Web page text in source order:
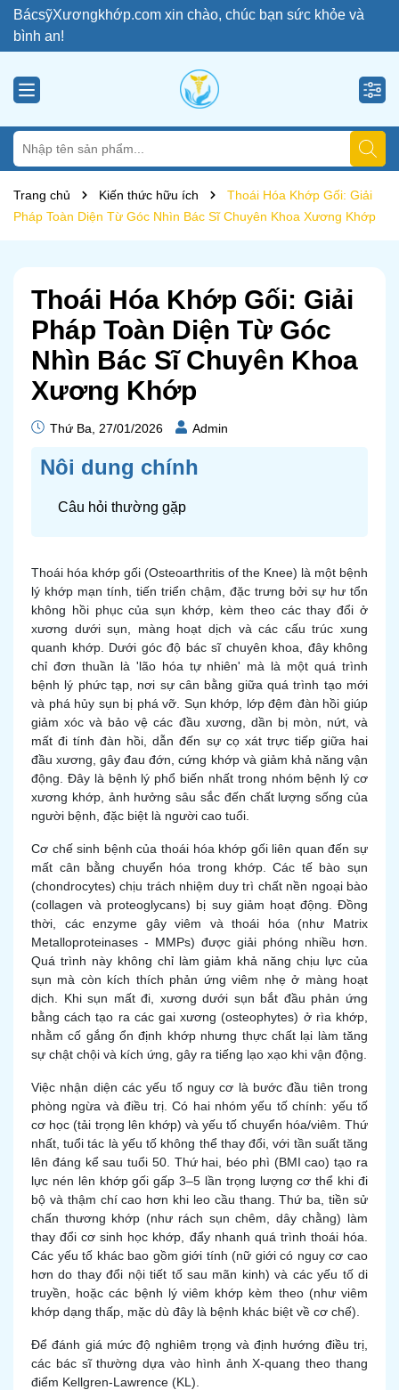
BácsỹXươngkhớp.com xin chào, chúc bạn sức khỏe và
bình an!
Trang chủ Kiến thức hữu ích
Thoái Hóa Khớp Gối: Giải
Pháp Toàn Diện Từ Góc Nhìn Bác Sĩ Chuyên Khoa Xương Khớp
Thoái Hóa Khớp Gối: Giải
Pháp Toàn Diện Từ Góc
Nhìn Bác Sĩ Chuyên Khoa
Xương Khớp
Thứ Ba, 27/01/2026 Admin
Nôi dung chính
Câu hỏi thường gặp
Thoái hóa khớp gối (Osteoarthritis of the Knee) là một bệnh
lý khớp mạn tính, tiến triển chậm, đặc trưng bởi sự hư tổn
không hồi phục của sụn khớp, kèm theo các thay đổi ở
xương dưới sụn, màng hoạt dịch và các cấu trúc xung
quanh khớp. Dưới góc độ bác sĩ chuyên khoa, đây không
chỉ đơn thuần là 'lão hóa tự nhiên' mà là một quá trình
bệnh lý phức tạp, nơi sự cân bằng giữa quá trình tạo mới
và phá hủy sụn bị phá vỡ. Sụn khớp, lớp đệm đàn hồi giúp
giảm xóc và bảo vệ các đầu xương, dần bị mòn, nứt, và
mất đi tính đàn hồi, dẫn đến sự cọ xát trực tiếp giữa hai
đầu xương, gây đau đớn, cứng khớp và giảm khả năng vận
động. Đây là bệnh lý phổ biến nhất trong nhóm bệnh lý cơ
xương khớp, ảnh hưởng sâu sắc đến chất lượng sống của
người bệnh, đặc biệt là người cao tuổi.
Cơ chế sinh bệnh của thoái hóa khớp gối liên quan đến sự
mất cân bằng chuyển hóa trong khớp. Các tế bào sụn
(chondrocytes) chịu trách nhiệm duy trì chất nền ngoại bào
(collagen và proteoglycans) bị suy giảm hoạt động. Đồng
thời, các enzyme gây viêm và thoái hóa (như Matrix
Metalloproteinases - MMPs) được giải phóng nhiều hơn.
Quá trình này không chỉ làm giảm khả năng chịu lực của
sụn mà còn kích thích phản ứng viêm nhẹ ở màng hoạt
dịch. Khi sụn mất đi, xương dưới sụn bắt đầu phản ứng
bằng cách tạo ra các gai xương (osteophytes) ở rìa khớp,
nhằm cố gắng ổn định khớp nhưng thực chất lại làm tăng
sự chật chội và kích ứng, gây ra tiếng lạo xạo khi vận động.
Việc nhận diện các yếu tố nguy cơ là bước đầu tiên trong
phòng ngừa và điều trị. Có hai nhóm yếu tố chính: yếu tố
cơ học (tải trọng lên khớp) và yếu tố chuyển hóa/viêm. Thứ
nhất, tuổi tác là yếu tố không thể thay đổi, với tần suất tăng
lên đáng kể sau tuổi 50. Thứ hai, béo phì (BMI cao) tạo ra
lực nén lên khớp gối gấp 3–5 lần trọng lượng cơ thể khi đi
bộ và thậm chí cao hơn khi leo cầu thang. Thứ ba, tiền sử
chấn thương khớp (như rách sụn chêm, dây chằng) làm
thay đổi cơ sinh học khớp, đẩy nhanh quá trình thoái hóa.
Các yếu tố khác bao gồm giới tính (nữ giới có nguy cơ cao
hơn do thay đổi nội tiết tố sau mãn kinh) và các yếu tố di
truyền, hoặc các bệnh lý viêm khớp kèm theo (như viêm
khớp dạng thấp, mặc dù đây là bệnh khác biệt về cơ chế).
Để đánh giá mức độ nghiêm trọng và định hướng điều trị,
các bác sĩ thường dựa vào hình ảnh X-quang theo thang
điểm Kellgren-Lawrence (KL).